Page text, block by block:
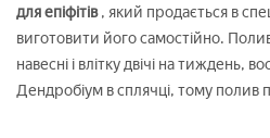
для епіфітів, який продається в
виготовити його самостійно.
навесні і влітку двічі на тиждень,
Дендробіум в сплячці, тому полив